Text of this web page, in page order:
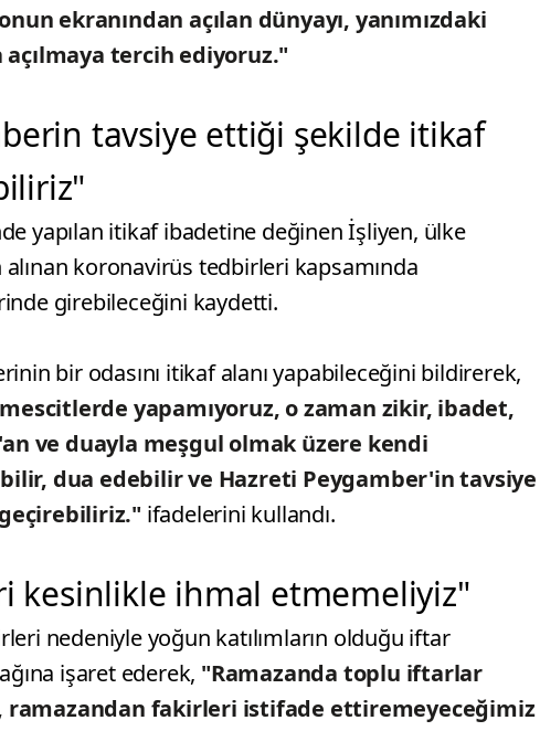
ekranından açılan dünyayı, yanımızdaki
tercih ediyoruz."
tavsiye ettiği şekilde itikaf
yapılan itikaf ibadetine değinen İşliyen, ülke
koronavirüs tedbirleri kapsamında
girebileceğini kaydetti.
bir odasını itikaf alanı yapabileceğini bildirerek,
yapamıyoruz, o zaman zikir, ibadet,
ve duayla meşgul olmak üzere kendi
dua edebilir ve Hazreti Peygamber'in tavsiye
ifadelerini kullandı.
kesinlikle ihmal etmemeliyiz"
nedeniyle yoğun katılımların olduğu iftar
işaret ederek, "Ramazanda toplu iftarlar
ramazandan fakirleri istifade ettiremeyeceğimiz